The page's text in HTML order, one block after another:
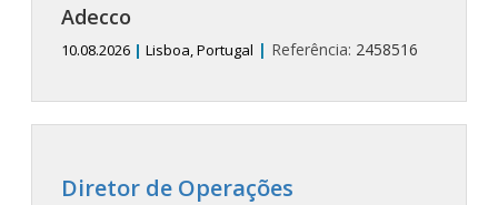
Adecco
10.08.2026 | Lisboa, Portugal | Referência: 2458516
Diretor de Operações